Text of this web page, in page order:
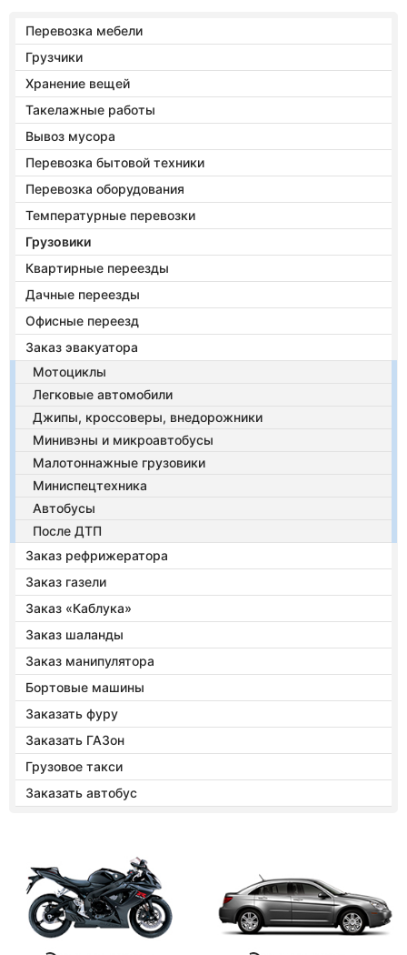
Перевозка мебели
Грузчики
Хранение вещей
Такелажные работы
Вывоз мусора
Перевозка бытовой техники
Перевозка оборудования
Температурные перевозки
Грузовики
Квартирные переезды
Дачные переезды
Офисные переезд
Заказ эвакуатора
Мотоциклы
Легковые автомобили
Джипы, кроссоверы, внедорожники
Минивэны и микроавтобусы
Малотоннажные грузовики
Миниспецтехника
Автобусы
После ДТП
Заказ рефрижератора
Заказ газели
Заказ «Каблука»
Заказ шаланды
Заказ манипулятора
Бортовые машины
Заказать фуру
Заказать ГАЗон
Грузовое такси
Заказать автобус